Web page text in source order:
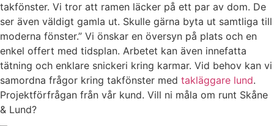
takfönster. Vi tror att ramen läcker på ett par av dom. De
ser även väldigt gamla ut. Skulle gärna byta ut samtliga till
moderna fönster.” Vi önskar en översyn på plats och en
enkel offert med tidsplan. Arbetet kan även innefatta
tätning och enklare snickeri kring karmar. Vid behov kan vi
samordna frågor kring takfönster med takläggare lund.
Projektförfrågan från vår kund. Vill ni måla om runt Skåne
& Lund?